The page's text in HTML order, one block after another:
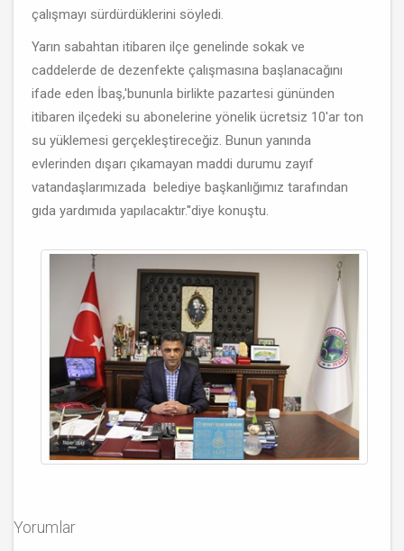
çalışmayı sürdürdüklerini söyledi.
Yarın sabahtan itibaren ilçe genelinde sokak ve
caddelerde de dezenfekte çalışmasına başlanacağını
ifade eden İbaş,'bununla birlikte pazartesi gününden
itibaren ilçedeki su abonelerine yönelik ücretsiz 10'ar ton
su yüklemesi gerçekleştireceğiz. Bunun yanında
evlerinden dışarı çıkamayan maddi durumu zayıf
vatandaşlarımızada belediye başkanlığımız tarafından
gıda yardımıda yapılacaktır.''diye konuştu.
Yorumlar